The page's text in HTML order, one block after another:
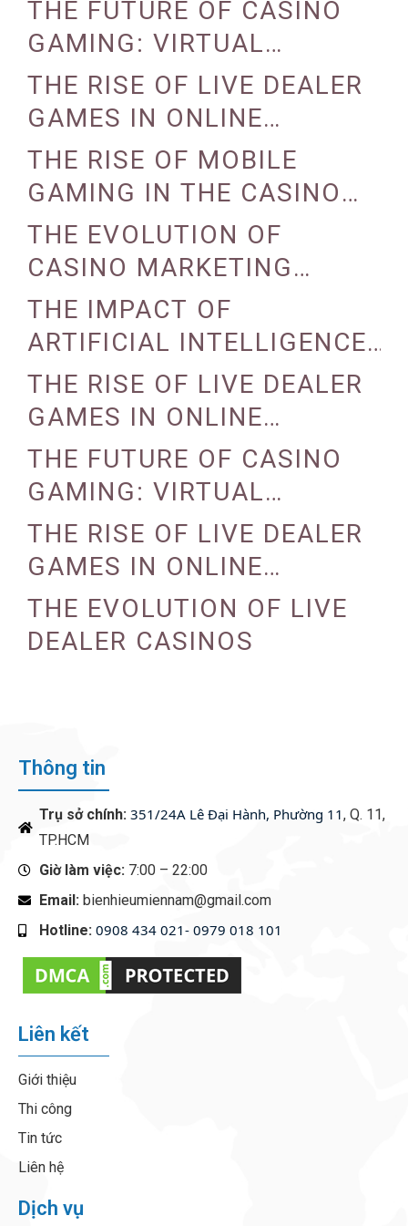
THE FUTURE OF CASINO
GAMING: VIRTUAL
REALITY AND AUGMENTED
REALITY
THE RISE OF LIVE DEALER
GAMES IN ONLINE
CASINOS
THE RISE OF MOBILE
GAMING IN THE CASINO
INDUSTRY
THE EVOLUTION OF
CASINO MARKETING
STRATEGIES
THE IMPACT OF
ARTIFICIAL INTELLIGENCE
ON CASINO OPERATIONS
THE RISE OF LIVE DEALER
GAMES IN ONLINE
CASINOS
THE FUTURE OF CASINO
GAMING: VIRTUAL
REALITY AND AUGMENTED
REALITY
THE RISE OF LIVE DEALER
GAMES IN ONLINE
CASINOS
THE EVOLUTION OF LIVE
DEALER CASINOS
Thông tin
Trụ sở chính: 351/24A Lê Đại Hành, Phường 11, Q. 11,
TP.HCM
Giờ làm việc: 7:00 – 22:00
Email: bienhieumiennam@gmail.com
Hotline: 0908 434 021- 0979 018 101
Liên kết
Giới thiệu
Thi công
Tin tức
Liên hệ
Dịch vụ